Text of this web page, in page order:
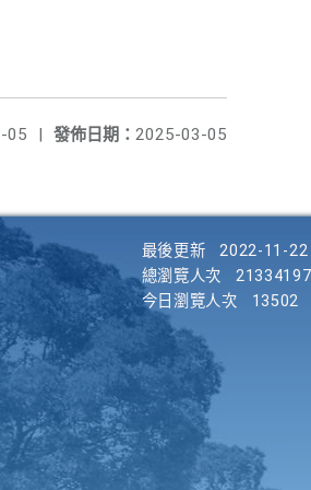
發佈日期： 2025-03-05
05 |
最後更新
2022-11-22
總瀏覽人次
21334197
今日瀏覽人次
13502